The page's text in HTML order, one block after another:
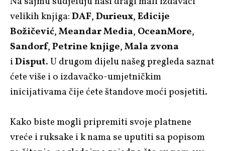
velikih knjiga:DAF,Durieux,Edicije
Božičević,Meandar Media, OceanMore,
Sandorf,Petrine knjige,Mala zvona
iDisput. U drugom dijelu našeg pregleda saznat
ćete više i o izdavačko-umjetničkim
inicijativama čije ćete štandove moći posjetiti.
Kako biste mogli pripremiti svoje platnene
vreće i ruksake i k nama se uputiti sa popisom